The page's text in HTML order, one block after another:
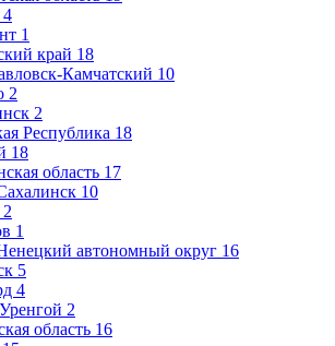
4
1
край 18
Камчатский 10
2
2
Республика 18
18
область 17
10
2
1
автономный округ 16
5
4
2
область 16